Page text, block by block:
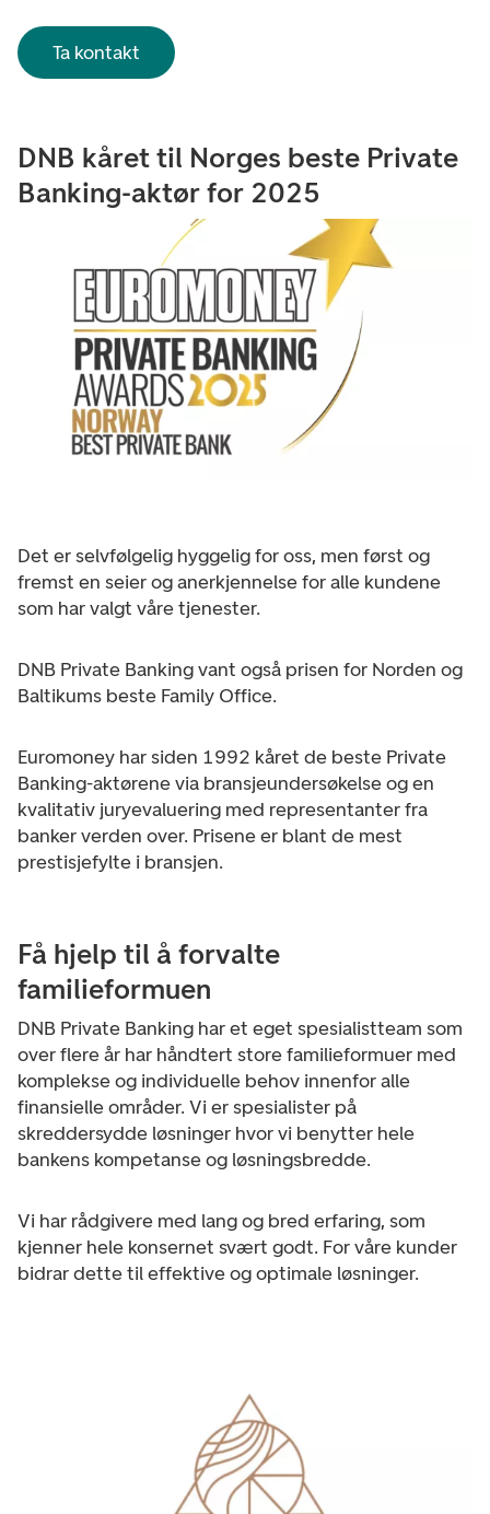
Ta kontakt
DNB kåret til Norges beste Private
Banking-aktør for 2025
Det er selvfølgelig hyggelig for oss, men først og
fremst en seier og anerkjennelse for alle kundene
som har valgt våre tjenester.
DNB Private Banking vant også prisen for Norden og
Baltikums beste Family Office.
Euromoney har siden 1992 kåret de beste Private
Banking-aktørene via bransjeundersøkelse og en
kvalitativ juryevaluering med representanter fra
banker verden over. Prisene er blant de mest
prestisjefylte i bransjen.
Få hjelp til å forvalte
familieformuen
DNB Private Banking har et eget spesialistteam som
over flere år har håndtert store familieformuer med
komplekse og individuelle behov innenfor alle
finansielle områder. Vi er spesialister på
skreddersydde løsninger hvor vi benytter hele
bankens kompetanse og løsningsbredde.
Vi har rådgivere med lang og bred erfaring, som
kjenner hele konsernet svært godt. For våre kunder
bidrar dette til effektive og optimale løsninger.